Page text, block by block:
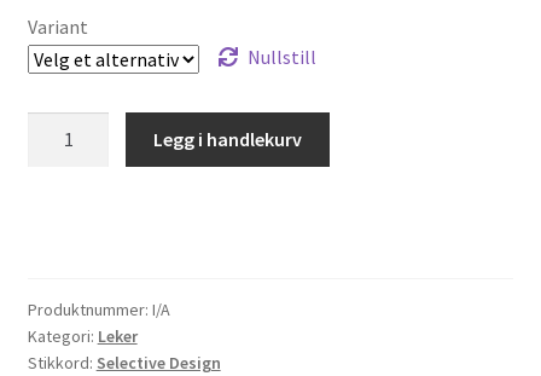
Variant
Nullstill
Legg i handlekurv
Produktnummer: I/A
Kategori: Leker
Stikkord: Selective Design